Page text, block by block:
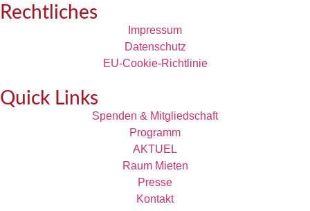
Rechtliches
Impressum
Datenschutz
EU-Cookie-Richtlinie
Quick Links
Spenden & Mitgliedschaft
Programm
AKTUEL
Raum Mieten
Presse
Kontakt